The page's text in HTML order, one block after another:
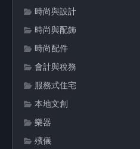
時尚與設計
時尚與配飾
時尚配件
會計與稅務
服務式住宅
本地文創
樂器
殯儀